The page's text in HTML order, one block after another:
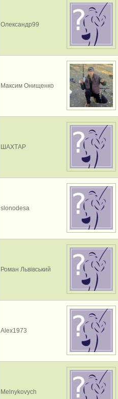
Олександр99
Максим Онищенко
ШАХТАР
slonodesa
Роман Львівський
Alex1973
Melnykovych